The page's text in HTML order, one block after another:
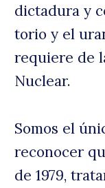
dictadura y
torio y el
requiere de
Nuclear.
Somos el
reconocer
de 1979,